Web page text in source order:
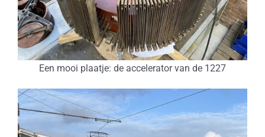
Een mooi plaatje: de accelerator van de 1227